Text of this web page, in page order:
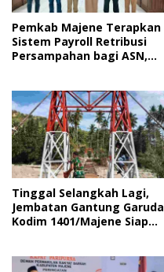
Pemkab Majene Terapkan
Sistem Payroll Retribusi
Persampahan bagi ASN,
Tinggal Selangkah Lagi,
Jembatan Gantung Garuda
Kodim 1401/Majene Siap